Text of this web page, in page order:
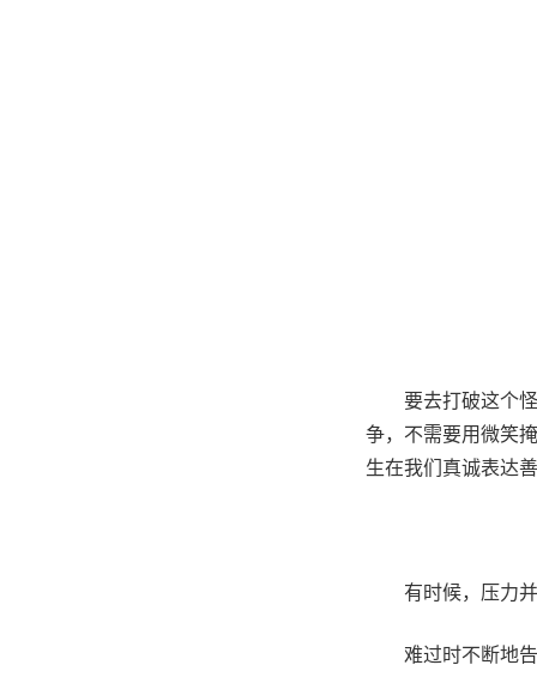
要去打破这个
争，不需要用微笑
生在我们真诚表达
有时候，压力
难过时不断地